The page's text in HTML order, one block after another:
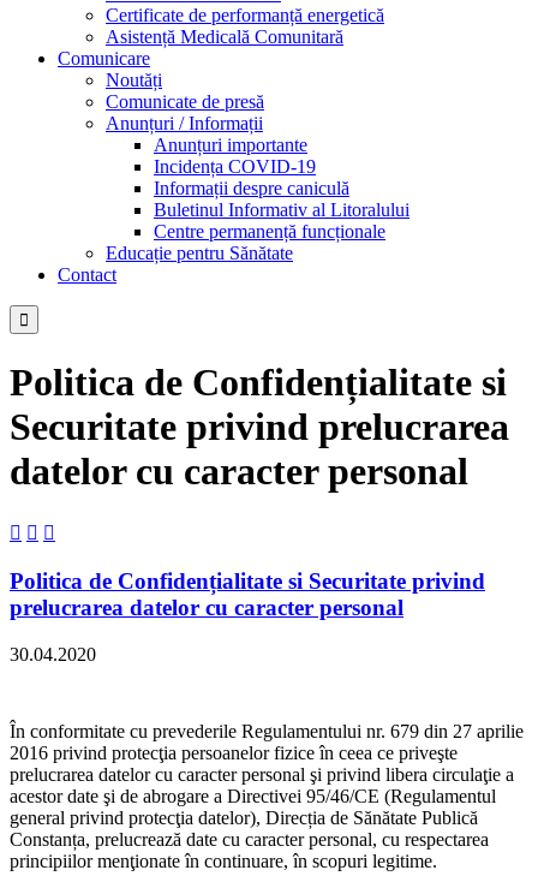
Certificate de performanță energetică
Asistență Medicală Comunitară
Comunicare
Noutăți
Comunicate de presă
Anunțuri / Informații
Anunțuri importante
Incidența COVID-19
Informații despre caniculă
Buletinul Informativ al Litoralului
Centre permanență funcționale
Educație pentru Sănătate
Contact

Politica de Confidențialitate si
Securitate privind prelucrarea
datelor cu caracter personal
  
Politica de Confidențialitate si Securitate privind
prelucrarea datelor cu caracter personal
30.04.2020
În conformitate cu prevederile Regulamentului nr. 679 din 27 aprilie
2016 privind protecţia persoanelor fizice în ceea ce priveşte
prelucrarea datelor cu caracter personal şi privind libera circulaţie a
acestor date şi de abrogare a Directivei 95/46/CE (Regulamentul
general privind protecţia datelor), Direcția de Sănătate Publică
Constanța, prelucrează date cu caracter personal, cu respectarea
principiilor menţionate în continuare, în scopuri legitime.